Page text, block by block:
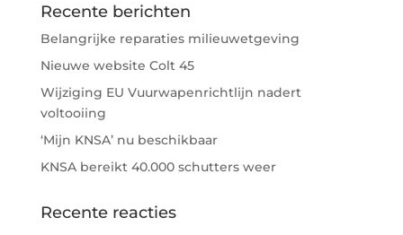
Recente berichten
Belangrijke reparaties milieuwetgeving
Nieuwe website Colt 45
Wijziging EU Vuurwapenrichtlijn nadert
voltooiing
‘Mijn KNSA’ nu beschikbaar
KNSA bereikt 40.000 schutters weer
Recente reacties